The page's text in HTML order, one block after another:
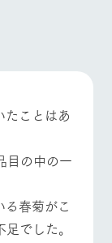
ビゲート
体験
ツリーハウスや
ラワーガーデン
ことはあ
目の中の一
春菊がこ
でした。